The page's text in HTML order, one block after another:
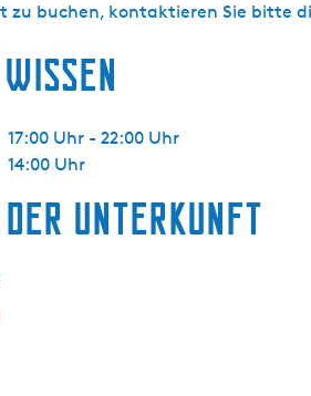
zu buchen, kontaktieren Sie bitte
17:00 Uhr - 22:00 Uhr
14:00 Uhr
der Unterkunft